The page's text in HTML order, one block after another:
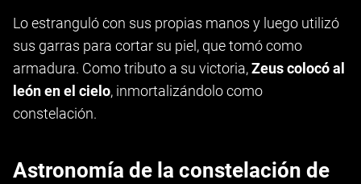
Lo estranguló con sus propias manos y luego utilizó
sus garras para cortar su piel, que tomó como
armadura. Como tributo a su victoria,Zeus colocó al
león en el cielo, inmortalizándolo como
constelación.
Astronomía de la constelación de